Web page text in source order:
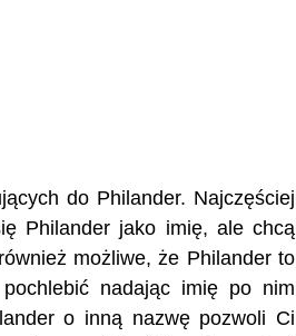
do Philander. Najczęściej
Philander jako imię, ale chcą
możliwe, że Philander to
nadając imię po nim
o inną nazwę pozwoli Ci